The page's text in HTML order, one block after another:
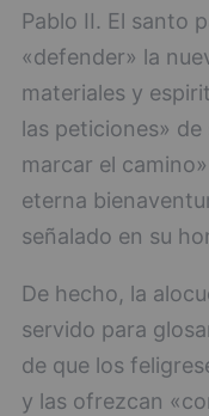
Pablo II. El santo
«defender» la
materiales y
las peticiones»
marcar el
eterna
señalado en su
De hecho, la
servido para
de que los
y las ofrezcan